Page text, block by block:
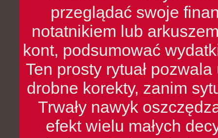
przeglądać swoje
notatnikiem lub
kont, podsumować
Ten prosty rytuał
drobne korekty, zanim
Trwały nawyk
efekt wielu małych